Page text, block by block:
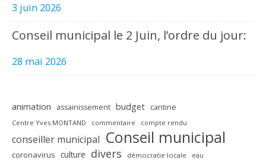
3 juin 2026
Conseil municipal le 2 Juin, l’ordre du jour:
28 mai 2026
animation assainissement budget cantine
Centre Yves MONTAND commentaire compte rendu
conseiller municipal Conseil municipal
coronavirus culture divers démocratie locale eau